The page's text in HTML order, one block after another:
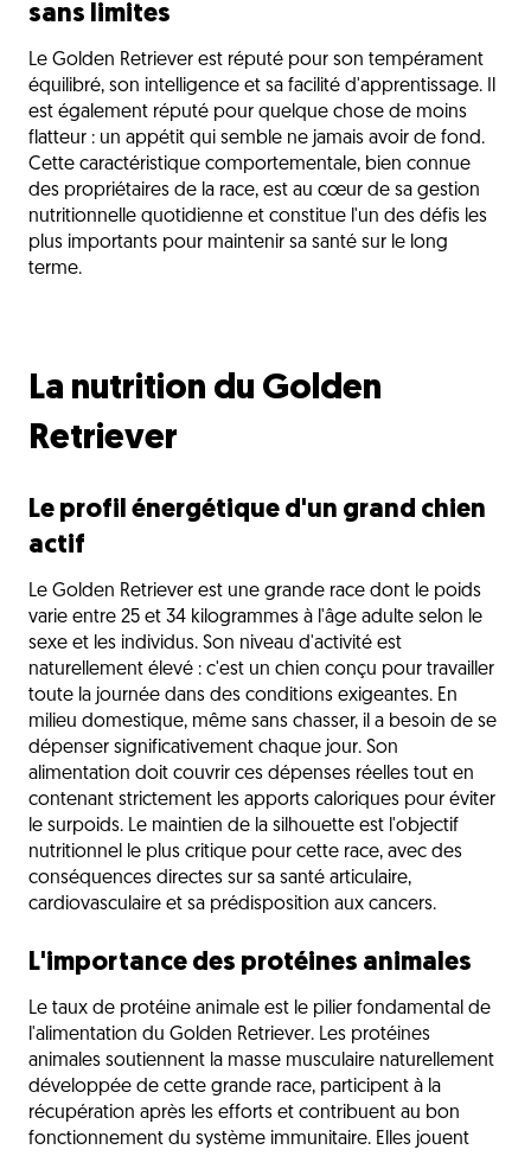
sans limites
Le Golden Retriever est réputé pour son tempérament
équilibré, son intelligence et sa facilité d'apprentissage. Il
est également réputé pour quelque chose de moins
flatteur : un appétit qui semble ne jamais avoir de fond.
Cette caractéristique comportementale, bien connue
des propriétaires de la race, est au cœur de sa gestion
nutritionnelle quotidienne et constitue l'un des défis les
plus importants pour maintenir sa santé sur le long
terme.
La nutrition du Golden
Retriever
Le profil énergétique d'un grand chien
actif
Le Golden Retriever est une grande race dont le poids
varie entre 25 et 34 kilogrammes à l'âge adulte selon le
sexe et les individus. Son niveau d'activité est
naturellement élevé : c'est un chien conçu pour travailler
toute la journée dans des conditions exigeantes. En
milieu domestique, même sans chasser, il a besoin de se
dépenser significativement chaque jour. Son
alimentation doit couvrir ces dépenses réelles tout en
contenant strictement les apports caloriques pour éviter
le surpoids. Le maintien de la silhouette est l'objectif
nutritionnel le plus critique pour cette race, avec des
conséquences directes sur sa santé articulaire,
cardiovasculaire et sa prédisposition aux cancers.
L'importance des protéines animales
Le taux de protéine animale est le pilier fondamental de
l'alimentation du Golden Retriever. Les protéines
animales soutiennent la masse musculaire naturellement
développée de cette grande race, participent à la
récupération après les efforts et contribuent au bon
fonctionnement du système immunitaire. Elles jouent